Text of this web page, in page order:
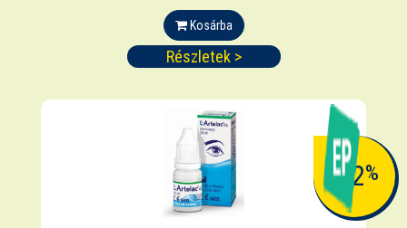
Kosárba
Részletek >
-12%